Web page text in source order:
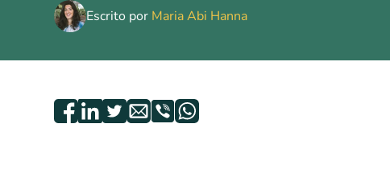
Escrito por Maria Abi Hanna